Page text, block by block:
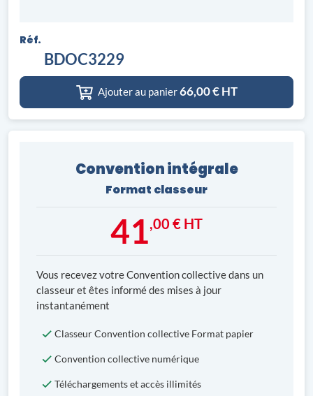
Réf.
BDOC3229
Ajouter au panier66,00€ HT
Convention intégrale
Format classeur
41,00 € HT
Vous recevez votre Convention collective dans un
classeur et êtes informé des mises à jour
instantanément
Classeur Convention collective Format papier
Convention collective numérique
Téléchargements et accès illimités